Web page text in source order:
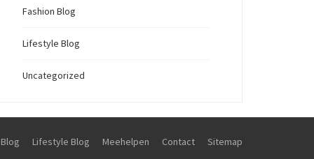
Fashion Blog
Lifestyle Blog
Uncategorized
Lifestyle Blog Meehelpen Contact Sitemap